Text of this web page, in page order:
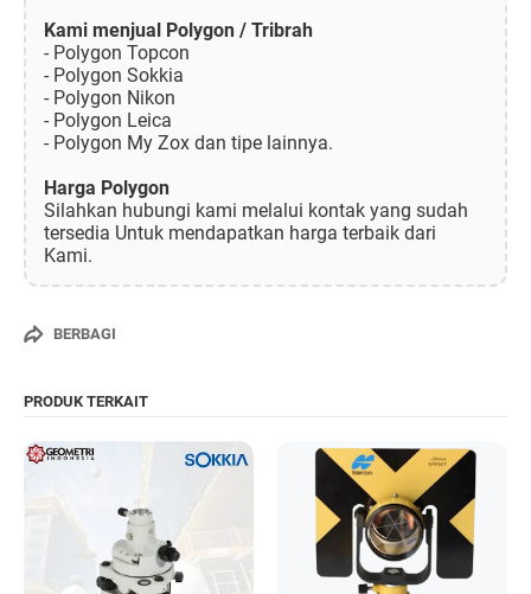
Kami menjual Polygon / Tribrah
- Polygon Topcon
- Polygon Sokkia
- Polygon Nikon
- Polygon Leica
- Polygon My Zox dan tipe lainnya.
Harga Polygon
Silahkan hubungi kami melalui kontak yang sudah
tersedia Untuk mendapatkan harga terbaik dari
Kami.
BERBAGI
PRODUK TERKAIT